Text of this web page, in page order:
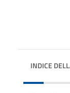
INDICE